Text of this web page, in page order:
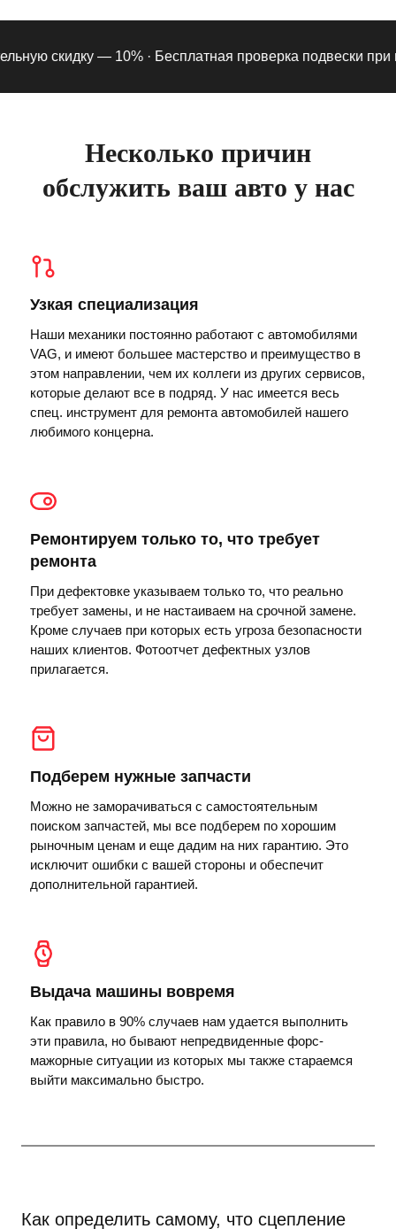
скидку — 10% ·Бесплатная проверка подвески при
Несколько причин
обслужить ваш авто у нас
Узкая специализация
Наши механики постоянно работают с автомобилями
VAG, и имеют большее мастерство и преимущество в
этом направлении, чем их коллеги из других сервисов,
которые делают все в подряд. У нас имеется весь
спец. инструмент для ремонта автомобилей нашего
любимого концерна.
Ремонтируем только то, что требует
ремонта
При дефектовке указываем только то, что реально
требует замены, и не настаиваем на срочной замене.
Кроме случаев при которых есть угроза безопасности
наших клиентов. Фотоотчет дефектных узлов
прилагается.
Подберем нужные запчасти
Можно не заморачиваться с самостоятельным
поиском запчастей, мы все подберем по хорошим
рыночным ценам и еще дадим на них гарантию. Это
исключит ошибки с вашей стороны и обеспечит
дополнительной гарантией.
Выдача машины вовремя
Как правило в 90% случаев нам удается выполнить
эти правила, но бывают непредвиденные форс-
мажорные ситуации из которых мы также стараемся
выйти максимально быстро.
Как определить самому, что сцепление